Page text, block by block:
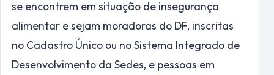
se encontrem em situação de insegurança
alimentar e sejam moradoras do DF, inscritas
no Cadastro Único ou no Sistema Integrado de
Desenvolvimento da Sedes, e pessoas em